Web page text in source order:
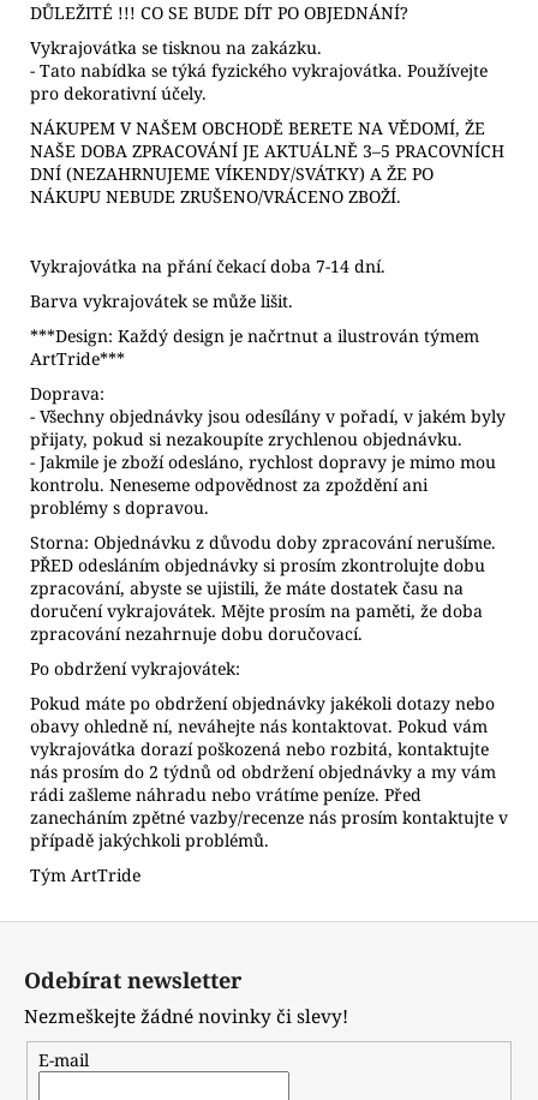
DŮLEŽITÉ !!! CO SE BUDE DÍT PO OBJEDNÁNÍ?
Vykrajovátka se tisknou na zakázku.
- Tato nabídka se týká fyzického vykrajovátka. Používejte
pro dekorativní účely.
NÁKUPEM V NAŠEM OBCHODĚ BERETE NA VĚDOMÍ, ŽE
NAŠE DOBA ZPRACOVÁNÍ JE AKTUÁLNĚ 3–5 PRACOVNÍCH
DNÍ (NEZAHRNUJEME VÍKENDY/SVÁTKY) A ŽE PO
NÁKUPU NEBUDE ZRUŠENO/VRÁCENO ZBOŽÍ.
Vykrajovátka na přání čekací doba 7-14 dní.
Barva vykrajovátek se může lišit.
***Design: Každý design je načrtnut a ilustrován týmem
ArtTride***
Doprava:
- Všechny objednávky jsou odesílány v pořadí, v jakém byly
přijaty, pokud si nezakoupíte zrychlenou objednávku.
- Jakmile je zboží odesláno, rychlost dopravy je mimo mou
kontrolu. Neneseme odpovědnost za zpoždění ani
problémy s dopravou.
Storna: Objednávku z důvodu doby zpracování nerušíme.
PŘED odesláním objednávky si prosím zkontrolujte dobu
zpracování, abyste se ujistili, že máte dostatek času na
doručení vykrajovátek. Mějte prosím na paměti, že doba
zpracování nezahrnuje dobu doručovací.
Po obdržení vykrajovátek:
Pokud máte po obdržení objednávky jakékoli dotazy nebo
obavy ohledně ní, neváhejte nás kontaktovat. Pokud vám
vykrajovátka dorazí poškozená nebo rozbitá, kontaktujte
nás prosím do 2 týdnů od obdržení objednávky a my vám
rádi zašleme náhradu nebo vrátíme peníze. Před
zanecháním zpětné vazby/recenze nás prosím kontaktujte v
případě jakýchkoli problémů.
Tým ArtTride
Odebírat newsletter
Nezmeškejte žádné novinky či slevy!
E-mail